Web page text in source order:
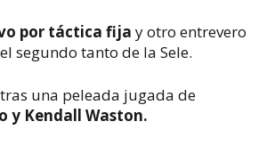
por táctica fija y otro entrevero
segundo tanto de la Sele.
una peleada jugada de
y Kendall Waston.